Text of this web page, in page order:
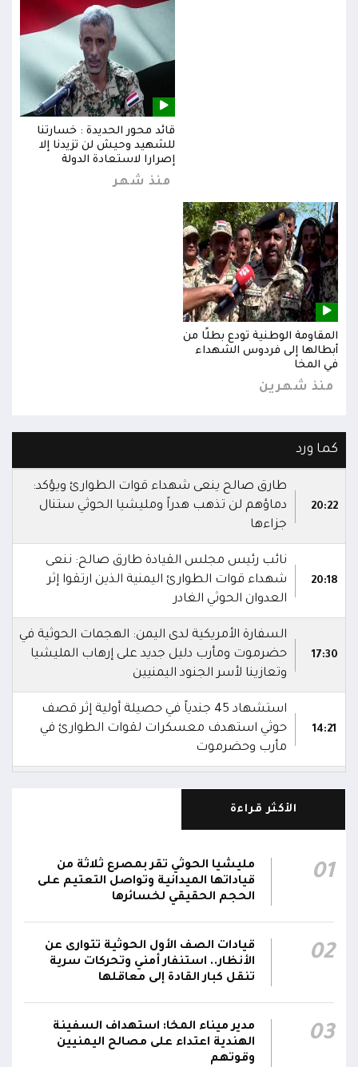
قائد محور الحديدة : خسارتنا
للشهيد وحيش لن تزيدنا إلا
إصرارا لاستعادة الدولة
منذ شهر
المقاومة الوطنية تودع بطلًا من
أبطالها إلى فردوس الشهداء
في المخا
منذ شهرين
كما ورد
20:22
طارق صالح ينعى شهداء قوات الطوارئ ويؤكد:
دماؤهم لن تذهب هدراً ومليشيا الحوثي ستنال
جزاءها
20:18
نائب رئيس مجلس القيادة طارق صالح: ننعى
شهداء قوات الطوارئ اليمنية الذين ارتقوا إثر
العدوان الحوثي الغادر
17:30
السفارة الأمريكية لدى اليمن: الهجمات الحوثية في
حضرموت ومأرب دليل جديد على إرهاب المليشيا
وتعازينا لأسر الجنود اليمنيين
14:21
استشهاد 45 جندياً في حصيلة أولية إثر قصف
حوثي استهدف معسكرات لقوات الطوارئ في
مأرب وحضرموت
معسكرين لقوات الطوارئ في منطقة الرويك
01:20
الدفاعات الجوية تُسقط مُسيرة حوثية في أجواء
مدينة مأرب
00:12
الجريمة.. وتؤكد استكمال الإجراءات لإحالته إلى
القضاء
23:16
مركز الملك سلمان يوقع برنامجاً لإعادة تأهيل
وتجهيز 11 منشأة صحية في لحج والضالع
وسقطرى يستفيد منها أكثر من 112 ألف شخص
الأكثر قراءة
01
مليشيا الحوثي تقر بمصرع ثلاثة من
قياداتها الميدانية وتواصل التعتيم على
الحجم الحقيقي لخسائرها
02
قيادات الصف الأول الحوثية تتوارى عن
الأنظار.. استنفار أمني وتحركات سرية
تنقل كبار القادة إلى معاقلها
03
مدير ميناء المخا: استهداف السفينة
الهندية اعتداء على مصالح اليمنيين
وقوتهم